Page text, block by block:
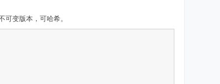
可变版本，可哈希。